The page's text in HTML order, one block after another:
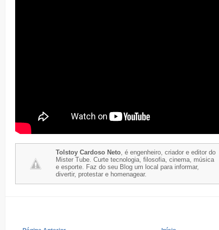
Tolstoy Cardoso Neto, é engenheiro, criador e editor do
Mister Tube. Curte tecnologia, filosofia, cinema, música
e esporte. Faz do seu Blog um local para informar,
divertir, protestar e homenagear.